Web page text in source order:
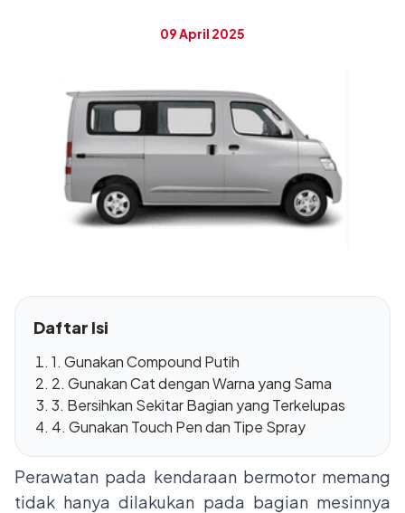
09 April 2025
Daftar Isi
1. Gunakan Compound Putih
2. Gunakan Cat dengan Warna yang Sama
3. Bersihkan Sekitar Bagian yang Terkelupas
4. Gunakan Touch Pen dan Tipe Spray
Perawatan pada kendaraan bermotor memang
tidak hanya dilakukan pada bagian mesinnya